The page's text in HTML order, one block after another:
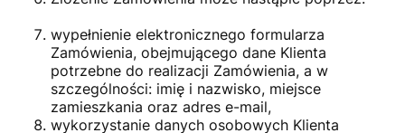
wypełnienie elektronicznego formularza
Zamówienia, obejmującego dane Klienta
potrzebne do realizacji Zamówienia, a w
szczególności: imię i nazwisko, miejsce
zamieszkania oraz adres e-mail,
wykorzystanie danych osobowych Klienta